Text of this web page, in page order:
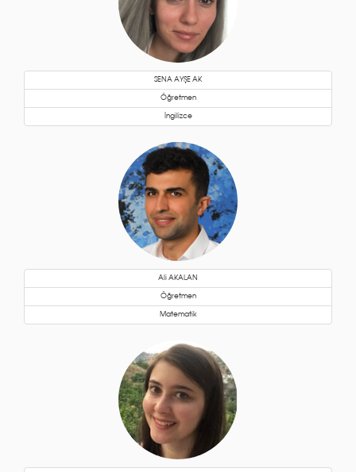
SENA AYŞE AK
Öğretmen
İngilizce
Ali AKALAN
Öğretmen
Matematik